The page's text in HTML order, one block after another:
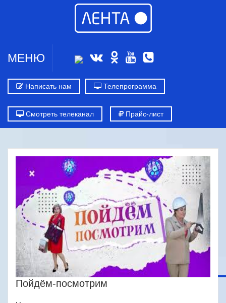
МЕНЮ
Написать нам Телепрограмма
Смотреть телеканал Прайс-лист
Пойдём-посмотрим